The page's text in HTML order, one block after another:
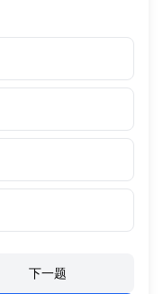
下一题